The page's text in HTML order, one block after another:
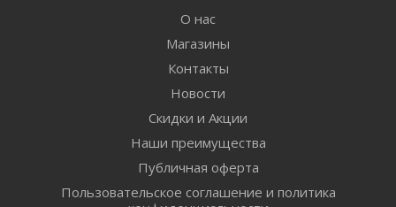
О нас
Магазины
Контакты
Новости
Скидки и Акции
Наши преимущества
Публичная оферта
Пользовательское соглашение и политика